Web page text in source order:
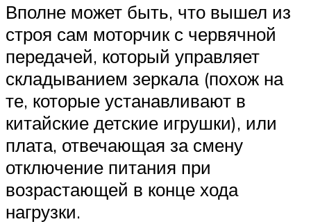
Вполне может быть, что вышел из
строя сам моторчик с червячной
передачей, который управляет
складыванием зеркала (похож на
те, которые устанавливают в
китайские детские игрушки), или
плата, отвечающая за смену
отключение питания при
возрастающей в конце хода
нагрузки.